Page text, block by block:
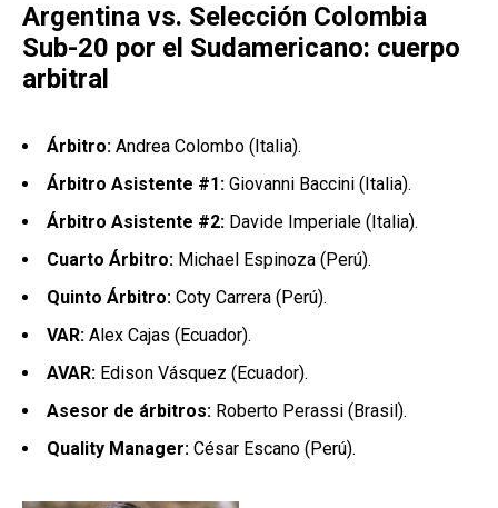
Argentina vs. Selección Colombia
Sub-20 por el Sudamericano: cuerpo
arbitral
Árbitro: Andrea Colombo (Italia).
Árbitro Asistente #1: Giovanni Baccini (Italia).
Árbitro Asistente #2: Davide Imperiale (Italia).
Cuarto Árbitro: Michael Espinoza (Perú).
Quinto Árbitro: Coty Carrera (Perú).
VAR: Alex Cajas (Ecuador).
AVAR: Edison Vásquez (Ecuador).
Asesor de árbitros: Roberto Perassi (Brasil).
Quality Manager: César Escano (Perú).